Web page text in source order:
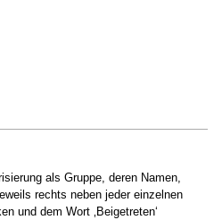
als Gruppe, deren Namen,
rechts neben jeder einzelnen
und dem Wort ‚Beigetreten‘